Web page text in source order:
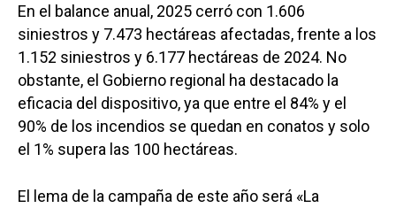
En el balance anual, 2025 cerró con 1.606
siniestros y 7.473 hectáreas afectadas, frente a los
1.152 siniestros y 6.177 hectáreas de 2024. No
obstante, el Gobierno regional ha destacado la
eficacia del dispositivo, ya que entre el 84% y el
90% de los incendios se quedan en conatos y solo
el 1% supera las 100 hectáreas.
El lema de la campaña de este año será «La